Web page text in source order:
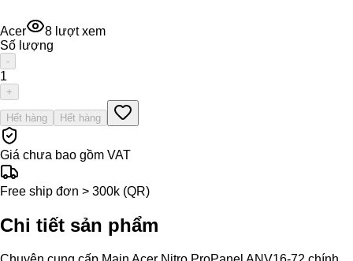
Acer 8 lượt xem
Số lượng
-
1
+
Hết hàng Hết hàng
Giá chưa bao gồm VAT
Free ship đơn > 300k (QR)
Chi tiết sản phẩm